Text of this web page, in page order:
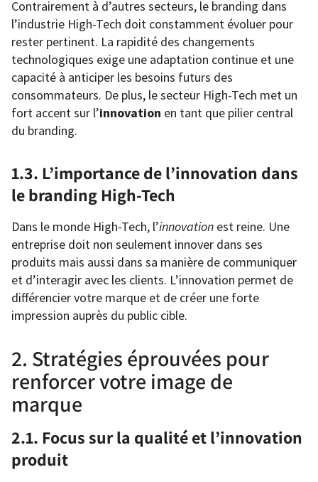
Contrairement à d’autres secteurs, le branding dans
l’industrie High-Tech doit constamment évoluer pour
rester pertinent. La rapidité des changements
technologiques exige une adaptation continue et une
capacité à anticiper les besoins futurs des
consommateurs. De plus, le secteur High-Tech met un
fort accent sur l’innovation en tant que pilier central
du branding.
1.3. L’importance de l’innovation dans
le branding High-Tech
Dans le monde High-Tech, l’innovation est reine. Une
entreprise doit non seulement innover dans ses
produits mais aussi dans sa manière de communiquer
et d’interagir avec les clients. L’innovation permet de
différencier votre marque et de créer une forte
impression auprès du public cible.
2. Stratégies éprouvées pour
renforcer votre image de
marque
2.1. Focus sur la qualité et l’innovation
produit